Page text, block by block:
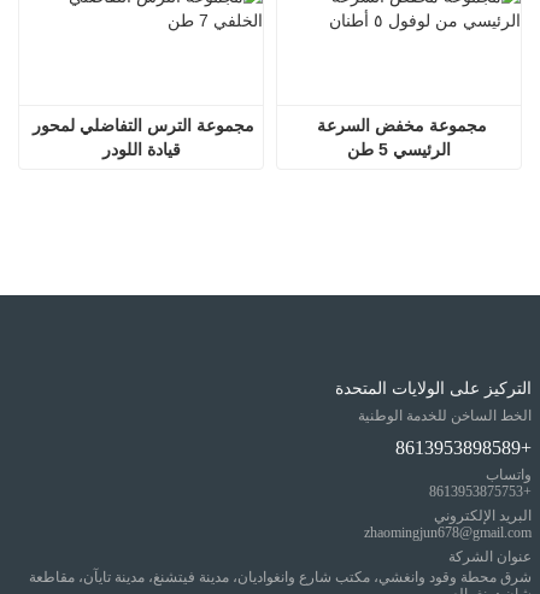
قيادة اللودر
الرئيسي 5 طن
التركيز على الولايات المتحدة
الخط الساخن للخدمة الوطنية
+8613953898589
واتساب
+8613953875753
البريد الإلكتروني
zhaomingjun678@gmail.com
عنوان الشركة
شرق محطة وقود وانغشي، مكتب شارع وانغواديان، مدينة فيتشنغ، مدينة تايآن، مقاطعة